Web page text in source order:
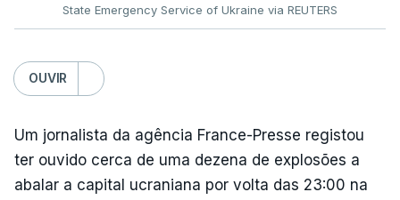
State Emergency Service of Ukraine via REUTERS
OUVIR
Um jornalista da agência France-Presse registou
ter ouvido cerca de uma dezena de explosões a
abalar a capital ucraniana por volta das 23:00 na